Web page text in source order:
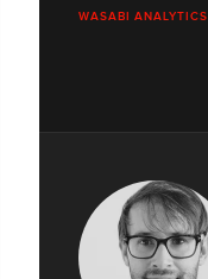
WASABI ANALYTICS